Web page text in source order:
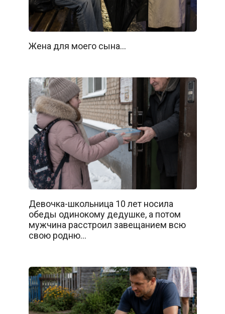
Жена для моего сына…
Девочка-школьница 10 лет носила
обеды одинокому дедушке, а потом
мужчина расстроил завещанием всю
свою родню…